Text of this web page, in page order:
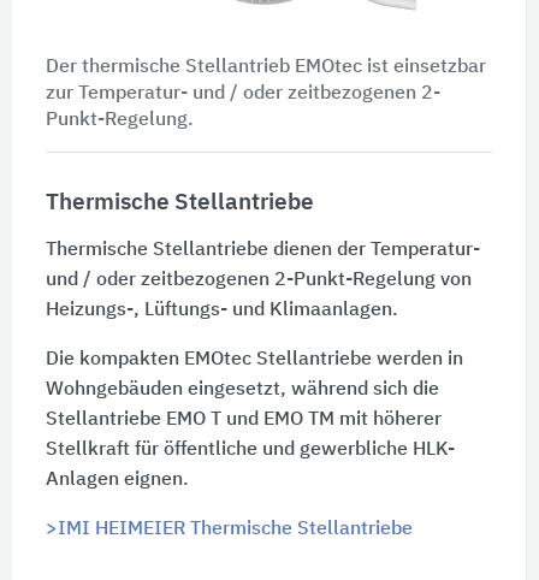
Der thermische Stellantrieb EMOtec ist einsetzbar
zur Temperatur- und / oder zeitbezogenen 2-
Punkt-Regelung.
Thermische Stellantriebe
Thermische Stellantriebe dienen der Temperatur-
und / oder zeitbezogenen 2-Punkt-Regelung von
Heizungs-, Lüftungs- und Klimaanlagen.
Die kompakten EMOtec Stellantriebe werden in
Wohngebäuden eingesetzt, während sich die
Stellantriebe EMO T und EMO TM mit höherer
Stellkraft für öffentliche und gewerbliche HLK-
Anlagen eignen.
>IMI HEIMEIER Thermische Stellantriebe